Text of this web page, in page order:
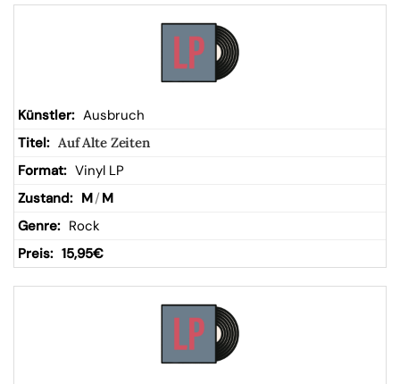
Ausbruch
Auf Alte Zeiten
Vinyl LP
M/ M
Rock
15,95€